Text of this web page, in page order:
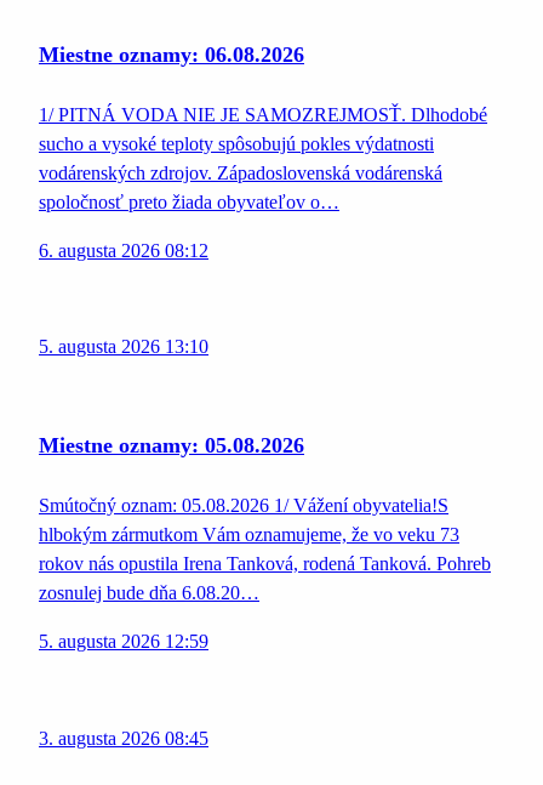
Miestne oznamy: 06.08.2026
1/ PITNÁ VODA NIE JE SAMOZREJMOSŤ. Dlhodobé
sucho a vysoké teploty spôsobujú pokles výdatnosti
vodárenských zdrojov. Západoslovenská vodárenská
spoločnosť preto žiada obyvateľov o…
6. augusta 2026 08:12
5. augusta 2026 13:10
Miestne oznamy: 05.08.2026
Smútočný oznam: 05.08.2026 1/ Vážení obyvatelia!S
hlbokým zármutkom Vám oznamujeme, že vo veku 73
rokov nás opustila Irena Tanková, rodená Tanková. Pohreb
zosnulej bude dňa 6.08.20…
5. augusta 2026 12:59
3. augusta 2026 08:45